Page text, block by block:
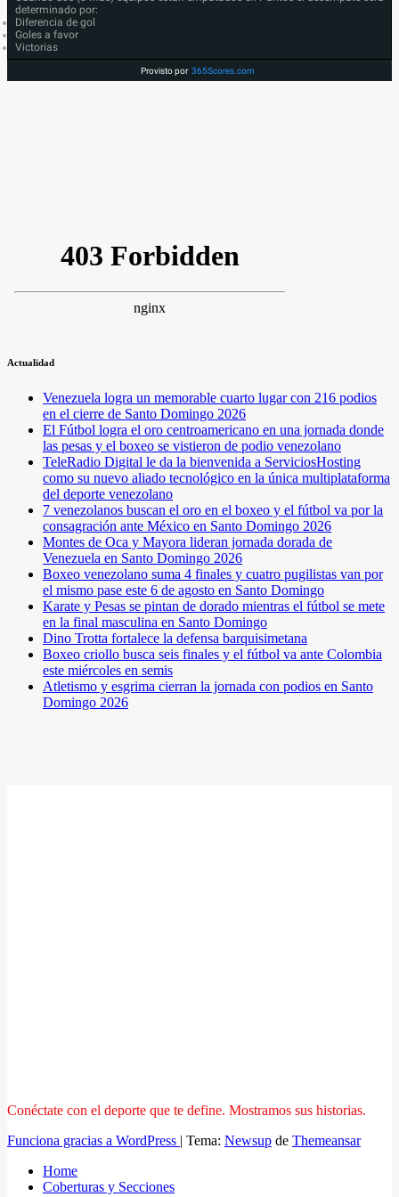
determinado por:
Diferencia de gol
Goles a favor
Victorias
Provisto por 365Scores.com
Actualidad
Venezuela logra un memorable cuarto lugar con 216 podios
en el cierre de Santo Domingo 2026
El Fútbol logra el oro centroamericano en una jornada donde
las pesas y el boxeo se vistieron de podio venezolano
TeleRadio Digital le da la bienvenida a ServiciosHosting
como su nuevo aliado tecnológico en la única multiplataforma
del deporte venezolano
7 venezolanos buscan el oro en el boxeo y el fútbol va por la
consagración ante México en Santo Domingo 2026
Montes de Oca y Mayora lideran jornada dorada de
Venezuela en Santo Domingo 2026
Boxeo venezolano suma 4 finales y cuatro pugilistas van por
el mismo pase este 6 de agosto en Santo Domingo
Karate y Pesas se pintan de dorado mientras el fútbol se mete
en la final masculina en Santo Domingo
Dino Trotta fortalece la defensa barquisimetana
Boxeo criollo busca seis finales y el fútbol va ante Colombia
este miércoles en semis
Atletismo y esgrima cierran la jornada con podios en Santo
Domingo 2026
Conéctate con el deporte que te define. Mostramos sus historias.
Funciona gracias a WordPress | Tema: Newsup de Themeansar
Home
Coberturas y Secciones